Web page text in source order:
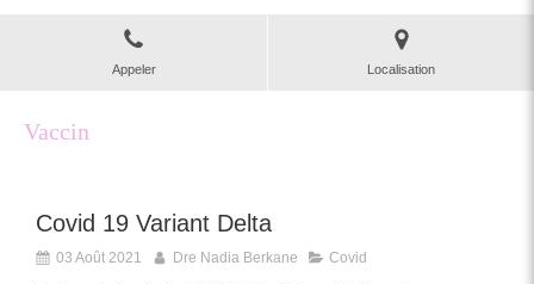
Appeler Localisation
Vaccin
Covid 19 Variant Delta
03 Août 2021 Dre Nadia Berkane Covid